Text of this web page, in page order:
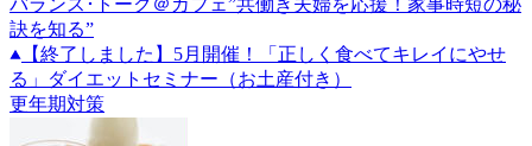
訣を知る”
【終了しました】5月開催！「正しく食べてキレイにやせ
る」ダイエットセミナー（お土産付き）
更年期対策